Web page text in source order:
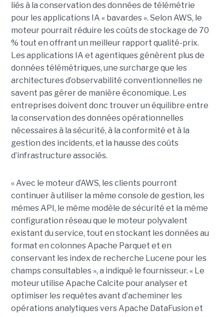
liés à la conservation des données de télémétrie
pour les applications IA « bavardes ». Selon AWS, le
moteur pourrait réduire les coûts de stockage de 70
% tout en offrant un meilleur rapport qualité-prix.
Les applications IA et agentiques génèrent plus de
données télémétriques, une surcharge que les
architectures d’observabilité conventionnelles ne
savent pas gérer de manière économique. Les
entreprises doivent donc trouver un équilibre entre
la conservation des données opérationnelles
nécessaires à la sécurité, à la conformité et à la
gestion des incidents, et la hausse des coûts
d’infrastructure associés.
« Avec le moteur d’AWS, les clients pourront
continuer à utiliser la même console de gestion, les
mêmes API, le même modèle de sécurité et la même
configuration réseau que le moteur polyvalent
existant du service, tout en stockant les données au
format en colonnes Apache Parquet et en
conservant les index de recherche Lucene pour les
champs consultables », a indiqué le fournisseur. « Le
moteur utilise Apache Calcite pour analyser et
optimiser les requêtes avant d’acheminer les
opérations analytiques vers Apache DataFusion et